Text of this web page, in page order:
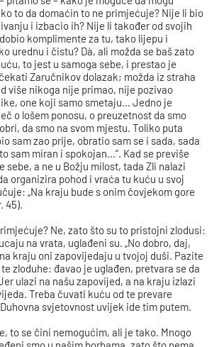
to da domaćin to ne primjećuje? Nije li bio
i izbacio ih? Nije li također od svojih
komplimente za tu, tako lijepu i
urednu i čistu? Dà, ali možda se baš zato
to jest u samoga sebe, i prestao je
Zaručnikov dolazak; možda iz straha
više nikoga nije primao, nije pozivao
one koji samo smetaju… Jedno je
o lošem ponosu, o preuzetnost da smo
da smo na svom mjestu. Toliko puta
sam zao prije, obratio sam se i sada, sada
sam miran i spokojan…“. Kad se previše
sebe, a ne u Božju milost, tada Zli nalazi
organizira pohod i vraća tu kuću u svoj
„Na kraju bude s onim čovjekom gore
45).
Ne, zato što su to pristojni zlodusi:
na vrata, uglađeni su. „No dobro, daj,
kraju oni zapovijedaju u tvojoj duši. Pazite
zloduhe: đavao je uglađen, pretvara se da
ulazi na našu zapovijed, a na kraju izlazi
Treba čuvati kuću od te prevare
svjetovnost uvijek ide tim putem.
to se čini nemogućim, ali je tako. Mnogo